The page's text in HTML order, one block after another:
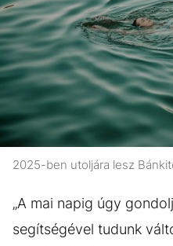
2025-ben utoljára lesz
„A mai napig úgy
segítségével tudunk